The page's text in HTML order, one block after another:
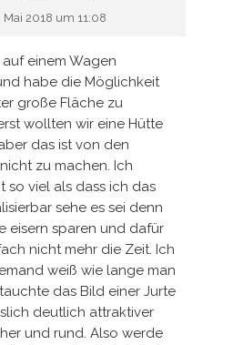
Mai 2018 um 11:08
einem Wagen
habe die Möglichkeit
große Fläche zu
wollten wir eine Hütte
das ist von den
zu machen. Ich
so viel als dass ich das
sehe es sei denn
eisern sparen und dafür
nicht mehr die Zeit. Ich
weiß wie lange man
das Bild einer Jurte
deutlich attraktiver
und rund. Also werde